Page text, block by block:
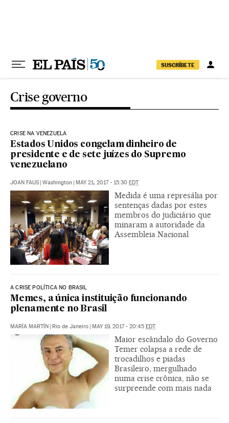
SUSCRÍBETE
Crise governo
CRISE NA VENEZUELA
Estados Unidos congelam dinheiro de
presidente e de sete juízes do Supremo
venezuelano
JOAN FAUS | Washington | MAY 21, 2017 - 15:30 EDT
Medida é uma represália por
sentenças dadas por estes
membros do judiciário que
minaram a autoridade da
Assembleia Nacional
A CRISE POLÍTICA NO BRASIL
Memes, a única instituição funcionando
plenamente no Brasil
MARÍA MARTÍN | Rio de Janeiro | MAY 19, 2017 - 20:45 EDT
Maior escândalo do Governo
Temer colapsa a rede de
trocadilhos e piadas
Brasileiro, mergulhado
numa crise crônica, não se
surpreende com mais nada